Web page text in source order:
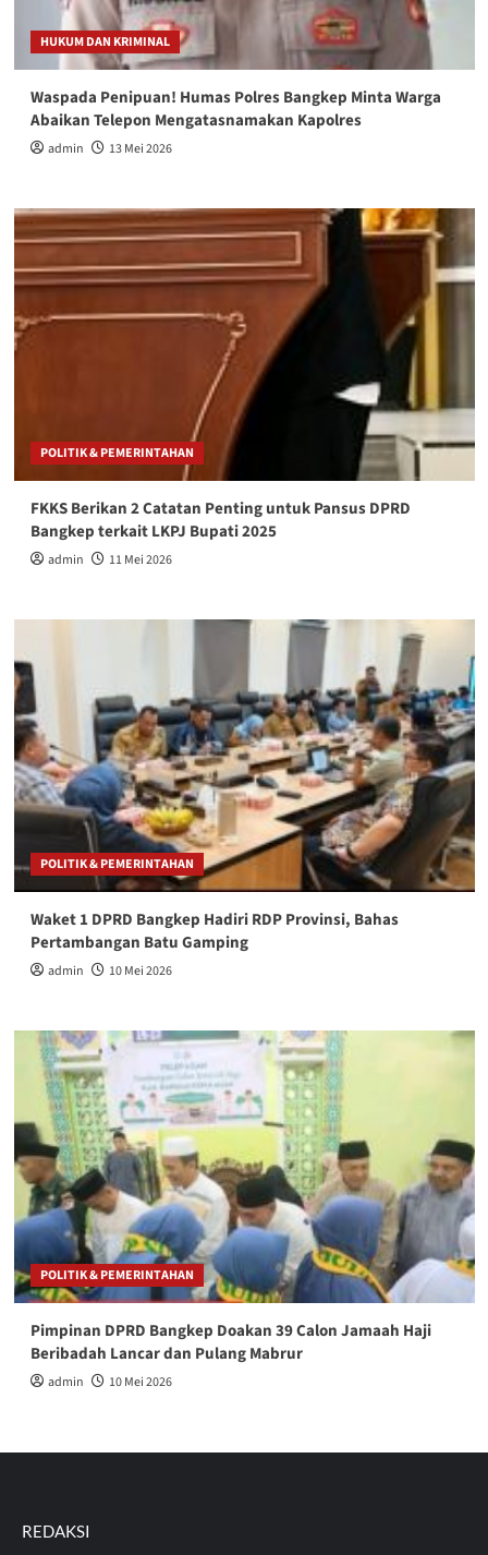
HUKUM DAN KRIMINAL
Waspada Penipuan! Humas Polres Bangkep Minta Warga
Abaikan Telepon Mengatasnamakan Kapolres
admin 13 Mei 2026
POLITIK & PEMERINTAHAN
FKKS Berikan 2 Catatan Penting untuk Pansus DPRD
Bangkep terkait LKPJ Bupati 2025
admin 11 Mei 2026
POLITIK & PEMERINTAHAN
Waket 1 DPRD Bangkep Hadiri RDP Provinsi, Bahas
Pertambangan Batu Gamping
admin 10 Mei 2026
POLITIK & PEMERINTAHAN
Pimpinan DPRD Bangkep Doakan 39 Calon Jamaah Haji
Beribadah Lancar dan Pulang Mabrur
admin 10 Mei 2026
REDAKSI